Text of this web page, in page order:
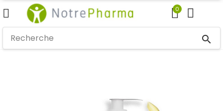
0
search